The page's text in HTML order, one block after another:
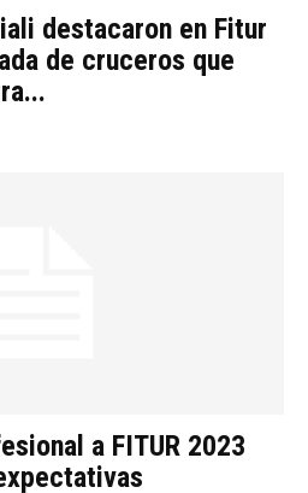
destacaron en Fitur
de cruceros que
a FITUR 2023